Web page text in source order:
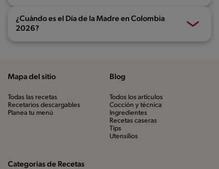
¿Cuándo es el Día de la Madre en Colombia
2026?
Mapa del sitio
Todas las recetas
Recetarios descargables
Planea tu menú
Blog
Todos los artículos
Cocción y técnica
Ingredientes
Recetas caseras
Tips
Utensílios
Categorias de Recetas